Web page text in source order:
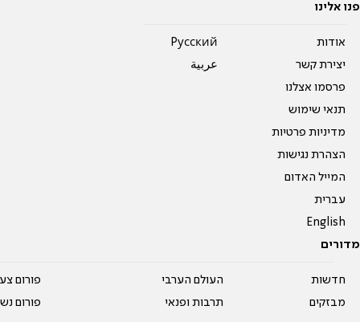
פנו אלינו
אודות
יצירת קשר
פרסמו אצלנו
תנאי שימוש
מדיניות פרטיות
הצהרת נגישות
המייל האדום
עברית
English
Pусский
عربية
מדורים
חדשות
מבזקים
העולם הערבי
תרבות ופנאי
פורום
פורום